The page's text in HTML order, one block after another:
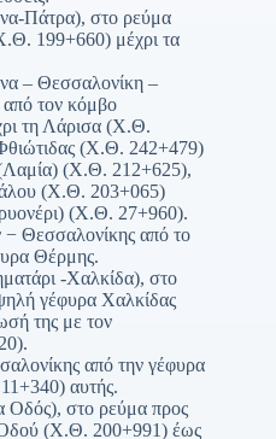
Πάτρα), στο ρεύμα
199+660) μέχρι τα
– Θεσσαλονίκη –
τον κόμβο
τη Λάρισα (Χ.Θ.
(Χ.Θ. 242+479)
(Λαμία) (Χ.Θ. 212+625),
(Χ.Θ. 203+065)
(Χ.Θ. 27+960).
Θεσσαλονίκης από το
Θέρμης.
-Χαλκίδα), στο
γέφυρα Χαλκίδας
της με τον
από την γέφυρα
αυτής.
Οδός), στο ρεύμα προς
Οδού (Χ.Θ. 200+991) έως